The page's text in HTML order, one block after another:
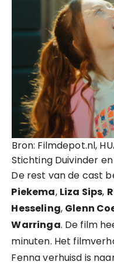
Bron: Filmdepot.nl,
Stichting Duivinder
De rest van de cast
Piekema, Liza Sips,
Hesseling, Glenn
Warringa. De film
minuten. Het
Fenna verhuisd is